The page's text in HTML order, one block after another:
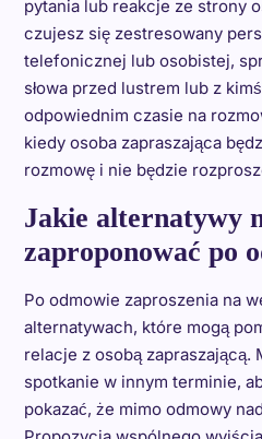
pytania lub reakcje ze strony
czujesz się zestresowany
telefonicznej lub osobistej,
słowa przed lustrem lub z
odpowiednim czasie na
kiedy osoba zapraszająca
rozmowę i nie będzie
Jakie alternatywy
zaproponować po
Po odmowie zaproszenia na
alternatywach, które mogą
relacje z osobą zapraszającą.
spotkanie w innym terminie,
pokazać, że mimo odmowy